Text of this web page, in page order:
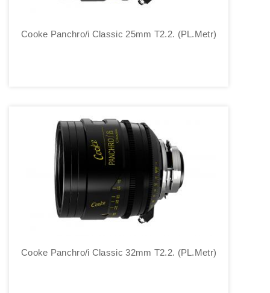
Cooke Panchro/i Classic 25mm T2.2. (PL.Metr)
Cooke Panchro/i Classic 32mm T2.2. (PL.Metr)